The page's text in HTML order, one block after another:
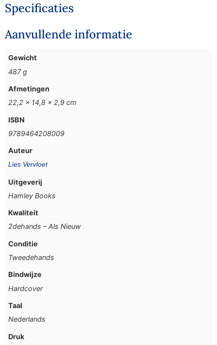
Specificaties
Aanvullende informatie
Gewicht
487 g
Afmetingen
22,2 × 14,8 × 2,9 cm
ISBN
9789464208009
Auteur
Lies Vervloet
Uitgeverij
Hamley Books
Kwaliteit
2dehands – Als Nieuw
Conditie
Tweedehands
Bindwijze
Hardcover
Taal
Nederlands
Druk